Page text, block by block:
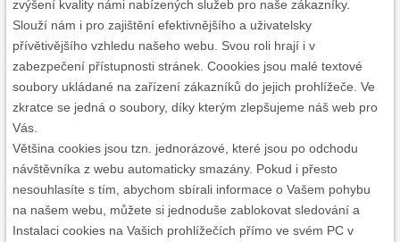
zvýšení kvality námi nabízených služeb pro naše zákazníky.
Slouží nám i pro zajištění efektivnějšího a uživatelsky
přívětivějšího vzhledu našeho webu. Svou roli hrají i v
zabezpečení přístupnosti stránek. Coookies jsou malé textové
soubory ukládané na zařízení zákazníků do jejich prohlížeče. Ve
zkratce se jedná o soubory, díky kterým zlepšujeme náš web pro
Vás.
Většina cookies jsou tzn. jednorázové, které jsou po odchodu
návštěvníka z webu automaticky smazány. Pokud i přesto
nesouhlasíte s tím, abychom sbírali informace o Vašem pohybu
na našem webu, můžete si jednoduše zablokovat sledování a
Instalaci cookies na Vašich prohlížečích přímo ve svém PC v